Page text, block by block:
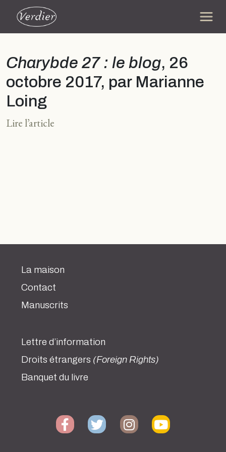
Charybde 27 : le blog, 26
octobre 2017, par Marianne
Loing
Lire l’article
La maison
Contact
Manuscrits
Lettre d’information
Droits étrangers (Foreign Rights)
Banquet du livre